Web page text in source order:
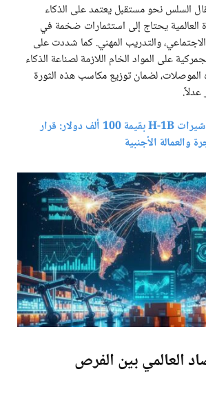
السلس نحو مستقبل يعتمد على الذكاء
العالمية يحتاج إلى استثمارات ضخمة في
الاجتماعي، والتدريب المهني. كما شددت على
على المواد الخام اللازمة لصناعة الذكاء
الموصلات، لضمان توزيع مكاسب هذه الثورة
رسوم تأشيرات H-1B بقيمة 100 ألف دولار: قرار
والعمالة الأجنبية
العالمي بين الفرص